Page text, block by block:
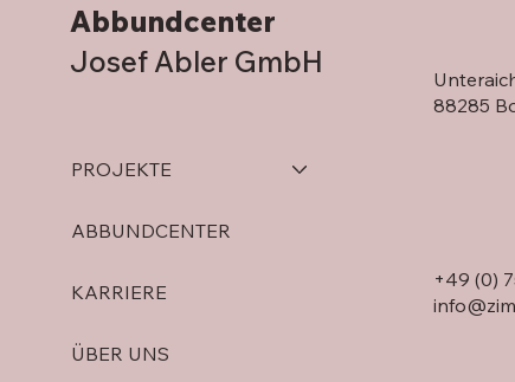
Abbundcenter
Josef Abler GmbH
PROJEKTE
ABBUNDCENTER
KARRIERE
ÜBER UNS
88285
+49 (0)